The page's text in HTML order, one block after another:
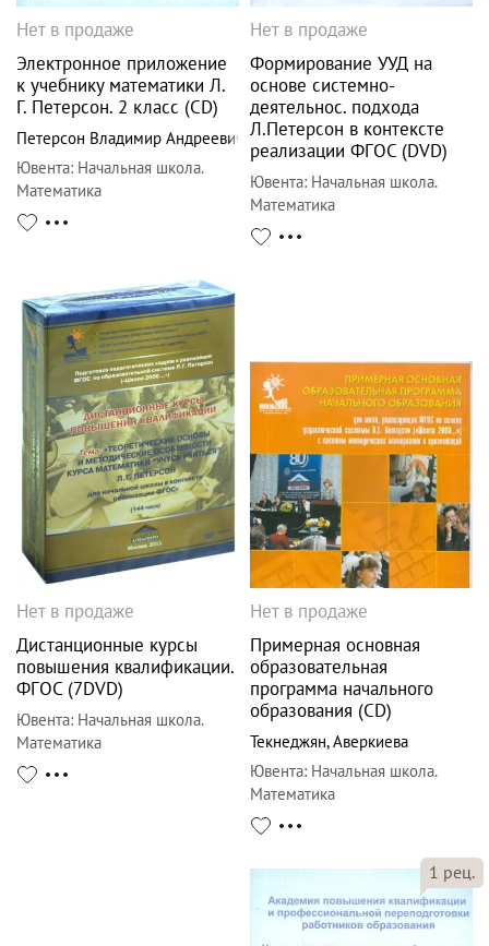
Нет в продаже
Электронное приложение
к учебнику математики Л.
Г. Петерсон. 2 класс (CD)
Петерсон Владимир Андреевич
Ювента: Начальная школа.
Математика
Нет в продаже
Формирование УУД на
основе системно-
деятельнос. подхода
Л.Петерсон в контексте
реализации ФГОС (DVD)
Ювента: Начальная школа.
Математика
Нет в продаже
Дистанционные курсы
повышения квалификации.
ФГОС (7DVD)
Ювента: Начальная школа.
Математика
Нет в продаже
Примерная основная
образовательная
программа начального
образования (CD)
Текнеджян,Аверкиева
Ювента: Начальная школа.
Математика
1 рец.